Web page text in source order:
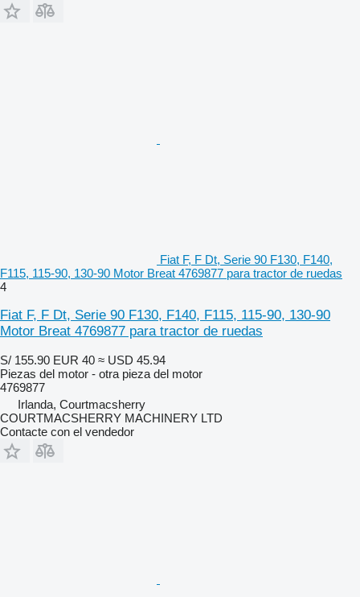
Fiat F, F Dt, Serie 90 F130, F140,
F115, 115-90, 130-90 Motor Breat 4769877 para tractor de ruedas
4
Fiat F, F Dt, Serie 90 F130, F140, F115, 115-90, 130-90
Motor Breat 4769877 para tractor de ruedas
S/ 155.90 EUR 40 ≈ USD 45.94
Piezas del motor - otra pieza del motor
4769877
Irlanda, Courtmacsherry
COURTMACSHERRY MACHINERY LTD
Contacte con el vendedor